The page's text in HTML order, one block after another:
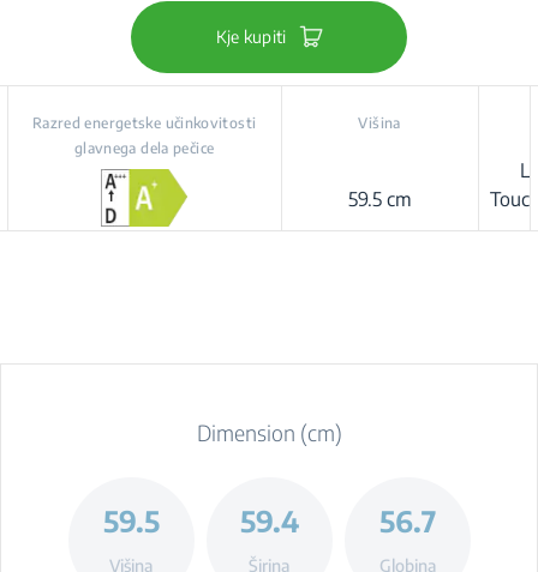
Kje kupiti
Razred energetske učinkovitosti
glavnega dela pečice
Višina
59.5 cm
Dimension (cm)
59.5
Višina
59.4
Širina
56.7
Globina